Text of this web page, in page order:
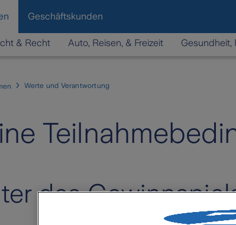
Geschäftskunden
& Recht Auto, Reisen, & Freizeit Gesundheit,
Werte und Verantwortung
des